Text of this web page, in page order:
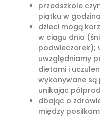
przedszkole
piątku w
dzieci mogą
w ciągu dnia
podwieczorek);
uwzględniamy
dietami i
wykonywane są
unikając
dbając o
między